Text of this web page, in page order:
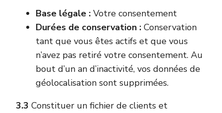
Base légale : Votre consentement
Durées de conservation : Conservation
tant que vous êtes actifs et que vous
n’avez pas retiré votre consentement. Au
bout d’un an d’inactivité, vos données de
géolocalisation sont supprimées.
3.3 Constituer un fichier de clients et